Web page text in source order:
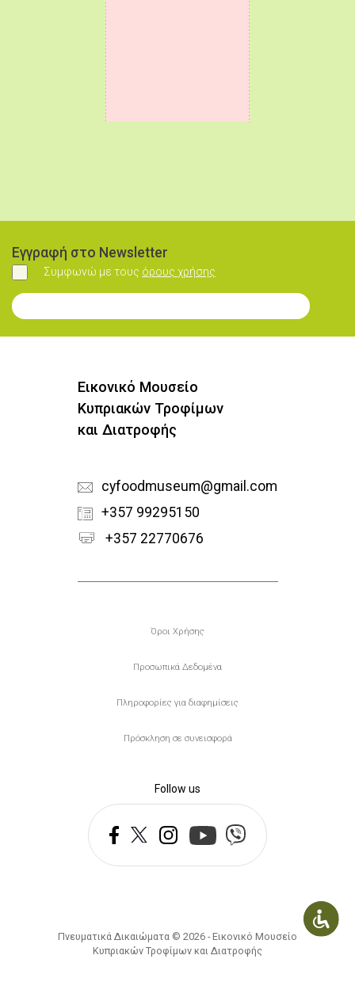
Εγγραφή στο Newsletter
Συμφωνώ
Συμφωνώ με τους όρους χρήσης
Εγγραφή στο Newsletter
Εικονικό Μουσείο
Κυπριακών Τροφίμων
και Διατροφής
cyfoodmuseum@gmail.com
+357 99295150
+357 22770676
Υποσέλιδο
Όροι Χρήσης
Προσωπικά Δεδομένα
Πληροφορίες για διαφημίσεις
Πρόσκληση σε συνεισφορά
Follow us
Πνευματικά Δικαιώματα © 2026 - Εικονικό Μουσείο
Κυπριακών Τροφίμων και Διατροφής